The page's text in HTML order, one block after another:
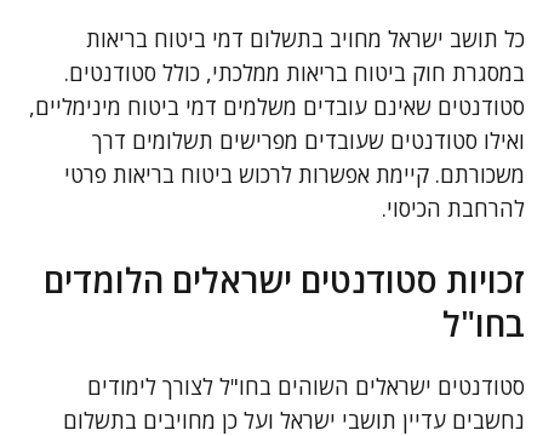
כל תושב ישראל מחויב בתשלום דמי ביטוח בריאות
במסגרת חוק ביטוח בריאות ממלכתי, כולל סטודנטים.
סטודנטים שאינם עובדים משלמים דמי ביטוח מינימליים,
ואילו סטודנטים שעובדים מפרישים תשלומים דרך
משכורתם. קיימת אפשרות לרכוש ביטוח בריאות פרטי
להרחבת הכיסוי.
זכויות סטודנטים ישראלים הלומדים
בחו"ל
סטודנטים ישראלים השוהים בחו"ל לצורך לימודים
נחשבים עדיין תושבי ישראל ועל כן מחויבים בתשלום